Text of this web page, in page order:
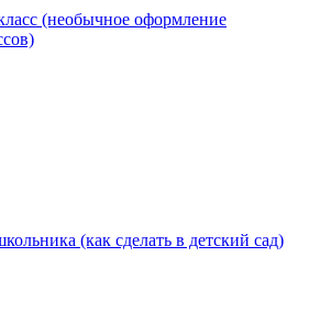
(необычное оформление
(как сделать в детский сад)